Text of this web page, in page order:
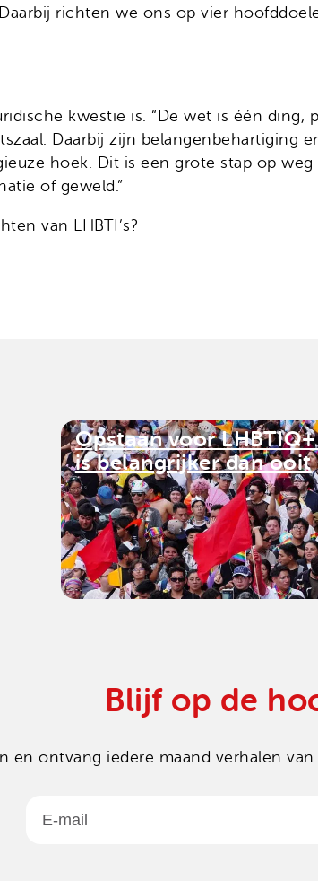
richten we ons op vier
kwestie is. “De wet is één
Daarbij zijn belangenbehartiging
hoek. Dit is een grote stap op
of geweld.”
van LHBTI’s?
Opstaan voor
is belangrijker dan ooit
Blijf op de
en ontvang iedere maand verhalen